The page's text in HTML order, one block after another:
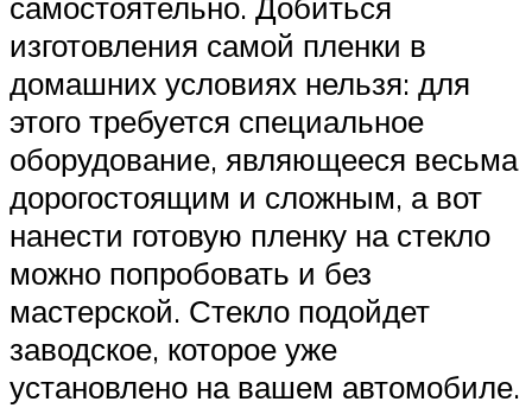
изготовления самой пленки в
домашних условиях нельзя: для
этого требуется специальное
оборудование, являющееся весьма
дорогостоящим и сложным, а вот
нанести готовую пленку на стекло
можно попробовать и без
мастерской. Стекло подойдет
заводское, которое уже
установлено на вашем автомобиле.